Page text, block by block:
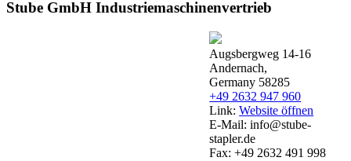
Stube GmbH Industriemaschinenvertrieb
Augsbergweg 14-16
Andernach,
Germany 58285
+49 2632 947 960
Link:Website öffnen
E-Mail:info@stube-
stapler.de
Fax:+49 2632 491 998